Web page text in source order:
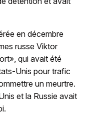
en décembre
russe Viktor
qui avait été
Unis pour trafic
un meurtre.
et la Russie avait